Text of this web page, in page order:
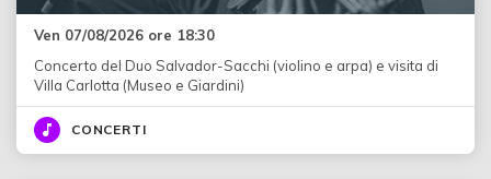
Ven 07/08/2026 ore 18:30
Concerto del Duo Salvador-Sacchi (violino e arpa) e visita di
Villa Carlotta (Museo e Giardini)
CONCERTI